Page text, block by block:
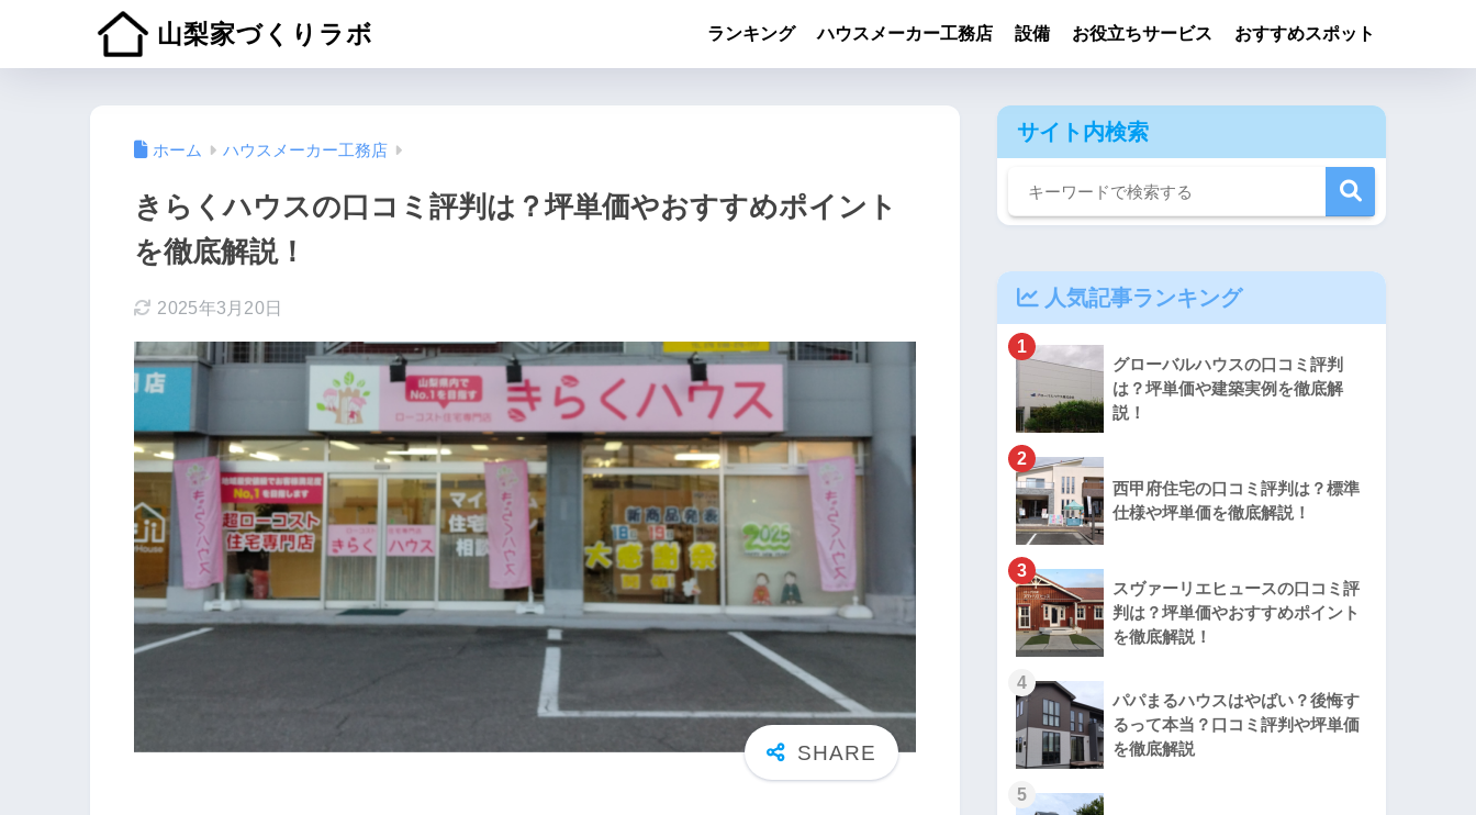
山梨家づくりラボ ランキング ハウスメーカー工務店 設備 お役立ちサービス おすすめスポット
ホーム ハウスメーカー工務店
きらくハウスの口コミ評判は？坪単価やおすすめポイント
を徹底解説！
2025年3月20日
サイト内検索
人気記事ランキング
1
グローバルハウスの口コミ評判
は？坪単価や建築実例を徹底解
説！
2
西甲府住宅の口コミ評判は？標準
仕様や坪単価を徹底解説！
3
スヴァーリエヒュースの口コミ評
判は？坪単価やおすすめポイント
を徹底解説！
4
パパまるハウスはやばい？後悔す
るって本当？口コミ評判や坪単価
を徹底解説
5